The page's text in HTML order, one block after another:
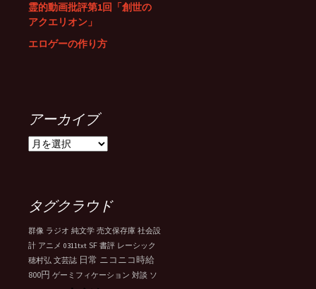
霊的動画批評第1回「創世の
アクエリオン」
エロゲーの作り方
アーカイブ
ア
ブ
タグクラウド
群像 ラジオ 純文学 売文保存庫 社会設
計 アニメ 0311txt SF 書評 レーシック
穂村弘 文芸誌 日常 ニコニコ時給
800円 ゲーミフィケーション 対談 ソ